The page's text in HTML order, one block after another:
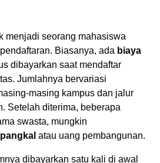
menjadi seorang mahasiswa
Biasanya, ada biaya
dibayarkan saat mendaftar
Jumlahnya bervariasi
masing kampus dan jalur
Setelah diterima, beberapa
swasta, mungkin
atau uang pembangunan.
dibayarkan satu kali di awal